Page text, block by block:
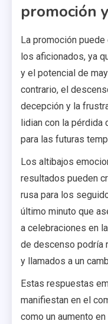
promoción
La promoción
los aficionados, ya
y el potencial de
contrario, el
decepción y la
lidian con la pérdida
para las futuras
Los altibajos
resultados pueden
rusa para los
último minuto que
a celebraciones en
de descenso podría
y llamados a un
Estas respuestas
manifiestan en el
como un aumento